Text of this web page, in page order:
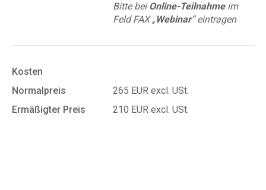
Bitte beiOnline-Teilnahme im
Feld FAX „Webinar“ eintragen
Kosten
Normalpreis
265 EUR excl. USt.
Ermäßigter Preis
210 EUR excl. USt.